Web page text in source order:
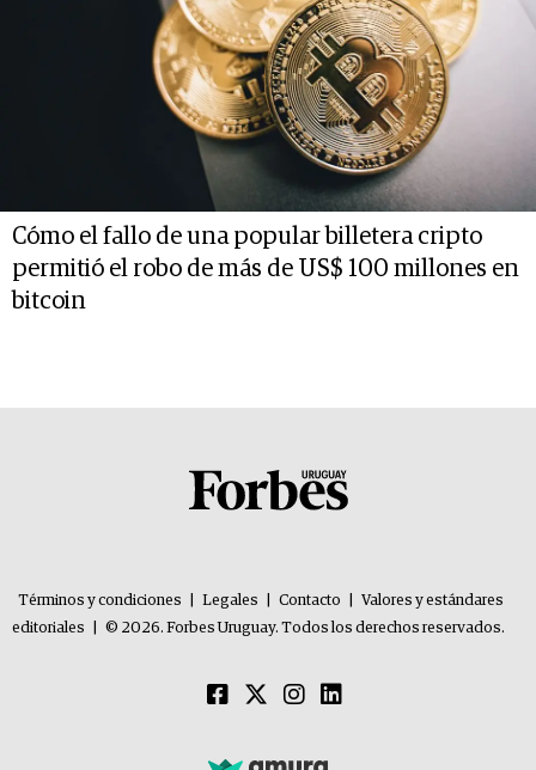
Cómo el fallo de una popular billetera cripto
permitió el robo de más de US$ 100 millones en
bitcoin
Términos y condiciones Legales Contacto
Valores y estándares
editoriales
© 2026. Forbes Uruguay. Todos los derechos reservados.